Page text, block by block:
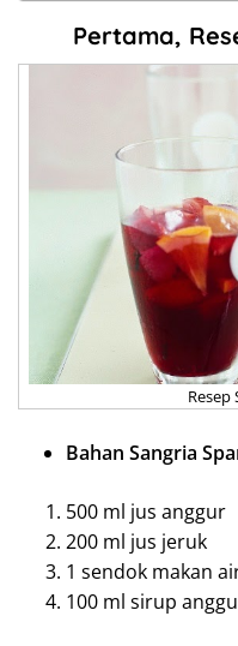
Pertama,
Resep
Bahan Sangria
500 ml jus anggur
200 ml jus jeruk
1 sendok makan
100 ml sirup